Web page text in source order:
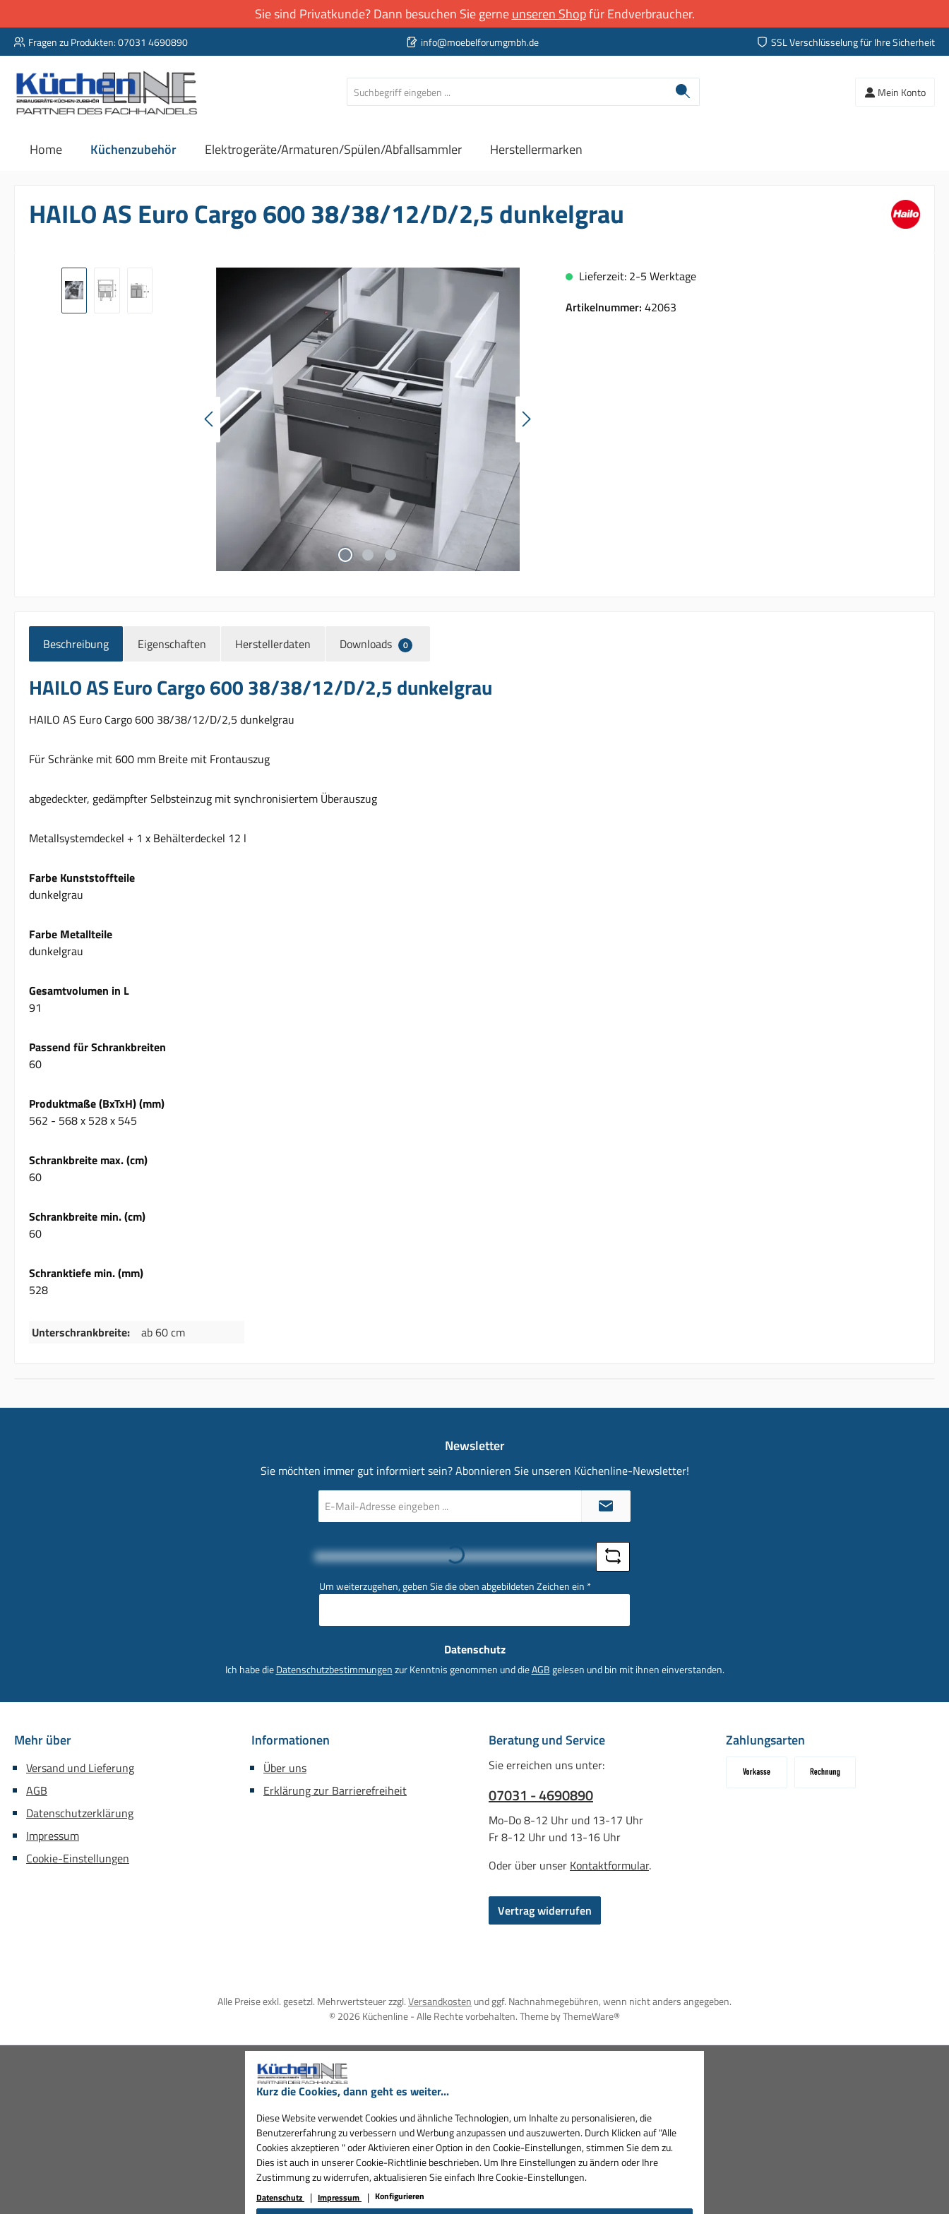
Sie sind Privatkunde? Dann besuchen Sie gerneunseren Shopfür Endverbraucher.
Fragen zu Produkten: 07031 4690890 info@moebelforumgmbh.de SSL Verschlüsselung für Ihre Sicherheit
Mein Konto
Home Küchenzubehör Elektrogeräte/Armaturen/Spülen/Abfallsammler Herstellermarken
Kurz die Cookies, dann geht es weiter...
Diese Website verwendet Cookies und ähnliche Technologien, um Inhalte zu personalisieren, die
Benutzererfahrung zu verbessern und Werbung anzupassen und auszuwerten. Durch Klicken auf "Alle
Cookies akzeptieren " oder Aktivieren einer Option in den Cookie-Einstellungen, stimmen Sie dem zu.
Dies ist auch in unserer Cookie-Richtlinie beschrieben. Um Ihre Einstellungen zu ändern oder Ihre
Zustimmung zu widerrufen, aktualisieren Sie einfach Ihre Cookie-Einstellungen.
Datenschutz Impressum Konfigurieren
HAILO AS Euro Cargo 600 38/38/12/D/2,5 dunkelgrau
Lieferzeit: 2-5 Werktage
Artikelnummer: 42063
Beschreibung Eigenschaften Herstellerdaten Downloads 0
HAILO AS Euro Cargo 600 38/38/12/D/2,5 dunkelgrau
HAILO AS Euro Cargo 600 38/38/12/D/2,5 dunkelgrau
Für Schränke mit 600 mm Breite mit Frontauszug
abgedeckter, gedämpfter Selbsteinzug mit synchronisiertem Überauszug
Metallsystemdeckel + 1 x Behälterdeckel 12 l
Farbe Kunststoffteile
dunkelgrau
Farbe Metallteile
dunkelgrau
Gesamtvolumen in L
91
Passend für Schrankbreiten
60
Produktmaße (BxTxH) (mm)
562 - 568 x 528 x 545
Schrankbreite max. (cm)
60
Schrankbreite min. (cm)
60
Schranktiefe min. (mm)
528
Unterschrankbreite: ab 60 cm
Newsletter
Sie möchten immer gut informiert sein? Abonnieren Sie unseren Küchenline-Newsletter!
Mail-
Loading...
Um weiterzugehen, geben Sie die oben abgebildeten Zeichen ein *
Datenschutz
Ich habe dieDatenschutzbestimmungenzur Kenntnis genommen und dieAGBgelesen und bin mit ihnen einverstanden.
Mehr über
Versand und Lieferung
AGB
Datenschutzerklärung
Impressum
Cookie-Einstellungen
Informationen
Über uns
Erklärung zur Barrierefreiheit
Beratung und Service
Sie erreichen uns unter:
07031 - 4690890
Mo-Do 8-12 Uhr und 13-17 Uhr
Fr 8-12 Uhr und 13-16 Uhr
Oder über unser Kontaktformular.
Vertrag widerrufen
Zahlungsarten
Alle Preise exkl. gesetzl. Mehrwertsteuer zzgl.Versandkosten und ggf. Nachnahmegebühren, wenn nicht anders angegeben.
© 2026 Küchenline - Alle Rechte vorbehalten. Theme byThemeWare®